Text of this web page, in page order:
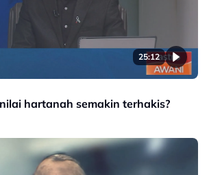
25:12
hartanah semakin terhakis?